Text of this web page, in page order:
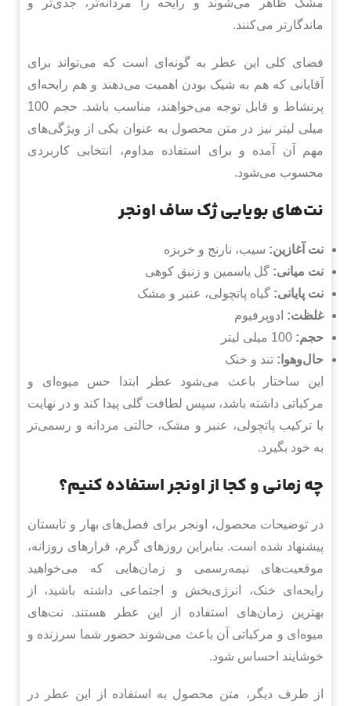
مشک ظاهر می‌شوند و رایحه را مردانه‌تر، جدی‌تر و
ماندگارتر می‌کنند.
فضای کلی این عطر به گونه‌ای است که می‌تواند برای
آقایانی که هم به شیک بودن اهمیت می‌دهند و هم رایحه‌ای
پرنشاط و قابل توجه می‌خواهند، مناسب باشد. حجم 100
میلی لیتر نیز در متن محصول به عنوان یکی از ویژگی‌های
مهم آن آمده و برای استفاده مداوم، انتخابی کاربردی
محسوب می‌شود.
نت‌های بویایی ژک ساف اونجر
نت آغازین: سیب، نارنج و خربزه
نت میانی: گل یاسمین و زنبق کوهی
نت پایانی: گیاه پاتچولی، عنبر و مشک
غلظت: ادوپرفیوم
حجم:
حال‌وهوا: تند و خنک
این ساختار باعث می‌شود عطر ابتدا حس میوه‌ای و
مرکباتی داشته باشد، سپس لطافت گلی پیدا کند و در نهایت
با ترکیب پاتچولی، عنبر و مشک، حالتی مردانه و رسمی‌تر
به خود بگیرد.
چه زمانی و کجا از اونجر استفاده کنیم؟
در توضیحات محصول، اونجر برای فصل‌های بهار و تابستان
پیشنهاد شده است. بنابراین روزهای گرم، قرارهای روزانه،
موقعیت‌های نیمه‌رسمی و زمان‌هایی که می‌خواهید
رایحه‌ای خنک، انرژی‌بخش و اجتماعی داشته باشید، از
بهترین زمان‌های استفاده از این عطر هستند. نت‌های
میوه‌ای و مرکباتی آن باعث می‌شوند حضور شما سرزنده و
خوشایند احساس شود.
از طرف دیگر، متن محصول به استفاده از این عطر در